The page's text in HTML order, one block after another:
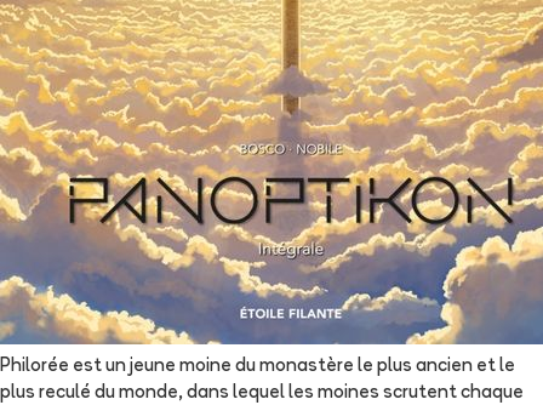
Philorée est un jeune moine du monastère le plus ancien et le
plus reculé du monde, dans lequel les moines scrutent chaque